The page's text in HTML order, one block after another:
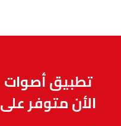
تطبيق أصوات
الأن متوفر على